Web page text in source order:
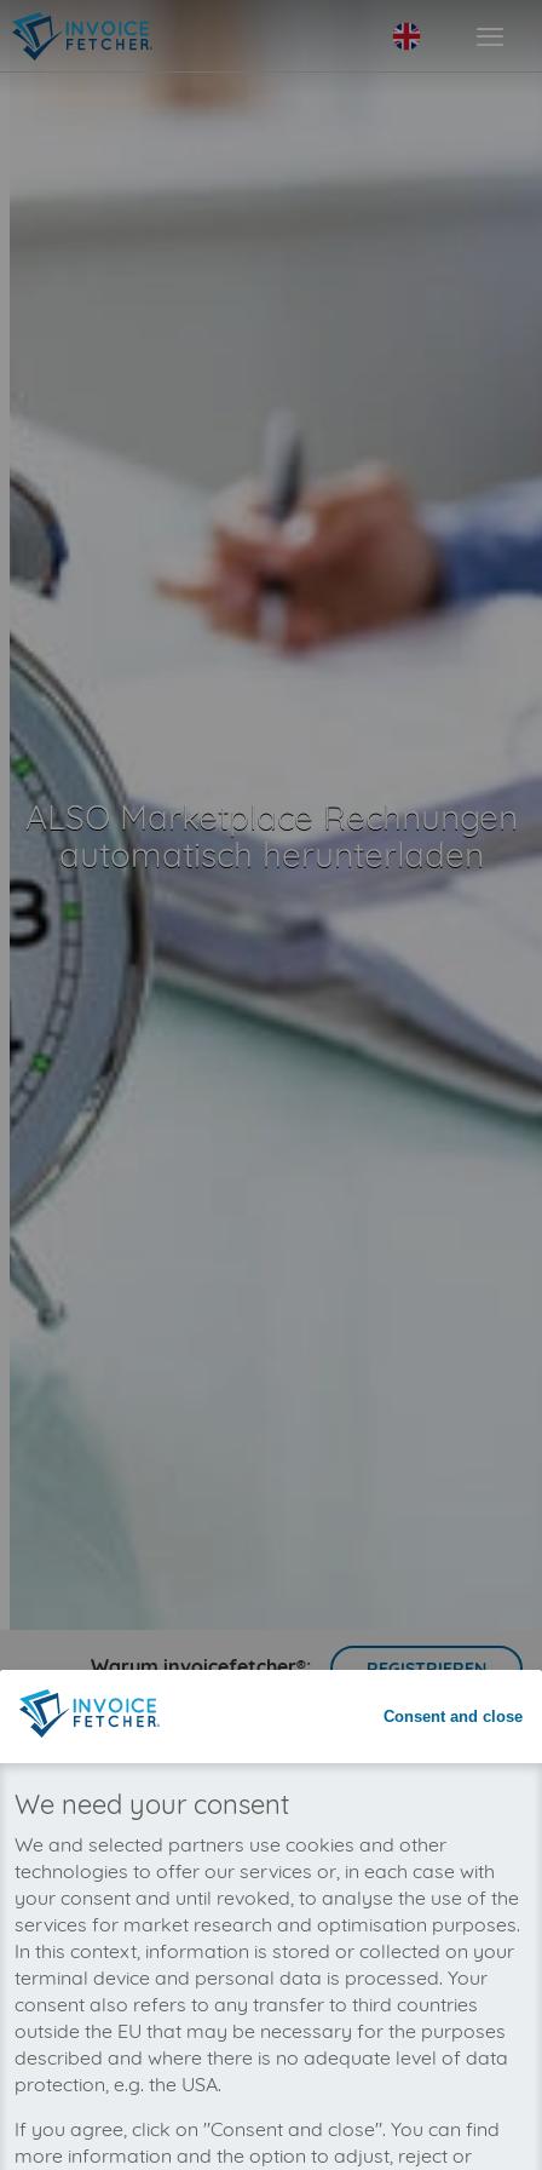
ALSO Marketplace Rechnungen
automatisch herunterladen
Warum invoicefetcher®: REGISTRIEREN
invoicefetcher® › Plattformen Konsumgüter und Handel› ALSO
Wir wollen auch bald Ihre ALSO
Marketplace-Rechnungen
automatisch abholen!
Consent and close
We need your consent
We and selected partners use cookies and other
technologies to offer our services or, in each case with
your consent and until revoked, to analyse the use of the
services for market research and optimisation purposes.
In this context, information is stored or collected on your
terminal device and personal data is processed. Your
consent also refers to any transfer to third countries
outside the EU that may be necessary for the purposes
described and where there is no adequate level of data
protection, e.g. the USA.
If you agree, click on "Consent and close". You can find
more information and the option to adjust, reject or